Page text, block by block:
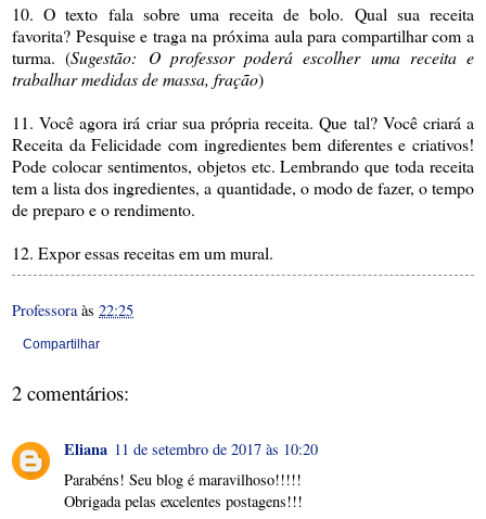
10. O texto fala sobre uma receita de bolo. Qual sua receita
favorita? Pesquise e traga na próxima aula para compartilhar com a
turma. (Sugestão:
O professor poderá escolher uma receita e
trabalhar medidas de massa, fração)
11. Você agora irá criar sua própria receita. Que tal? Você criará a
Receita da Felicidade com ingredientes bem diferentes e criativos!
Pode colocar sentimentos, objetos etc. Lembrando que toda receita
tem a lista dos ingredientes, a quantidade, o modo de fazer, o tempo
de preparo e o rendimento.
12. Expor essas receitas em um mural.
Professora às 22:25
Compartilhar
2 comentários:
Eliana 11 de setembro de 2017 às 10:20
Parabéns! Seu blog é maravilhoso!!!!!
Obrigada pelas excelentes postagens!!!